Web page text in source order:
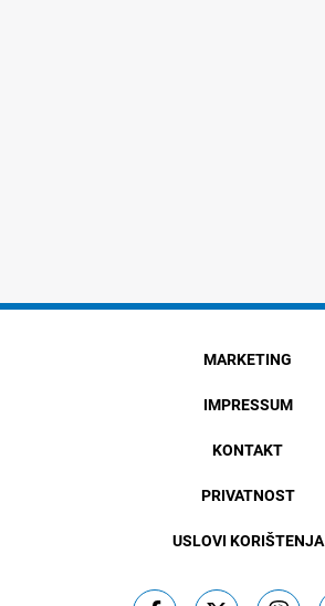
MARKETING
IMPRESSUM
KONTAKT
PRIVATNOST
USLOVI KORIŠTENJA